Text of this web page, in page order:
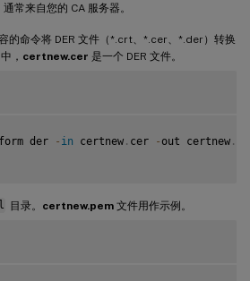
常来自您的 CA 服务器。
的命令将 DER 文件（*.crt、*.cer、*.der）转换
， certnew.cer 是一个 DER 文件。
der - in certnew . cer - out certnew .
目录。 certnew.pem文件用作示例。